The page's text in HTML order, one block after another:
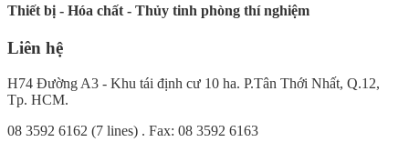
Thiết bị - Hóa chất - Thủy tinh phòng thí nghiệm
Liên hệ
H74 Đường A3 - Khu tái định cư 10 ha. P.Tân Thới Nhất, Q.12,
Tp. HCM.
08 3592 6162 (7 lines) . Fax: 08 3592 6163